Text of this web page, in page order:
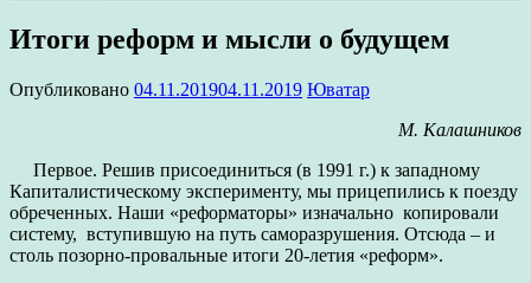
Итоги реформ и мысли о будущем
Опубликовано 04.11.201904.11.2019 Юватар
М. Калашников
Первое. Решив присоединиться (в 1991 г.) к западному
Капиталистическому эксперименту, мы прицепились к поезду
обреченных. Наши «реформаторы» изначально копировали
систему, вступившую на путь саморазрушения. Отсюда – и
столь позорно-провальные итоги 20-летия «реформ».